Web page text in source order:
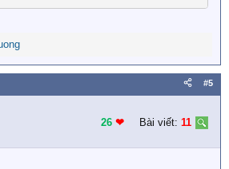
#5
26 ❤︎ Bài viết: 11